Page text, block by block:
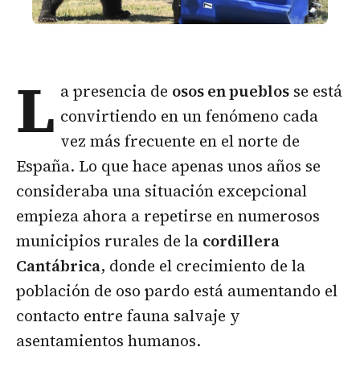
L a presencia de ososen pueblos se está
convirtiendo en un fenómeno cada
vez más frecuente en el norte de
España. Lo que hace apenas unos años se
consideraba una situación excepcional
empieza ahora a repetirse en numerosos
municipios rurales de la cordillera
Cantábrica, donde el crecimiento de la
población de oso pardo está aumentando el
contacto entre fauna salvaje y
asentamientos humanos.